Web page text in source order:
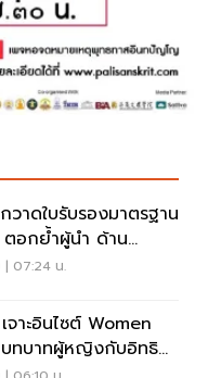
กวาดใบรับรองมาตรฐาน
ตอกย้ำผู้นำ ด้าน
บสเต็มเซลล์
| 07:24 น.
จาะอินไซต์ Women
บทบาทผู้หญิงกับอิทธิ